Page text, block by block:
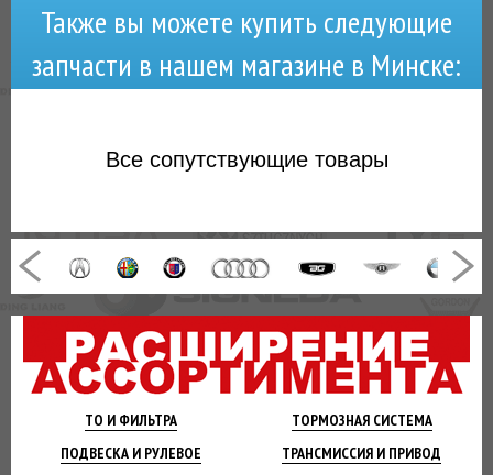
ТО И ФИЛЬТРА ТОРМОЗНАЯСИСТЕМА
ПОДВЕСКА И РУЛЕВОЕ ТРАНСМИССИЯ И ПРИВОД
Также вы можете купить следующие
запчасти в нашем магазине в Минске:
Все сопутствующие товары